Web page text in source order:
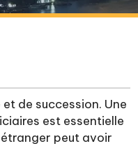
de succession. Une
est essentielle
peut avoir